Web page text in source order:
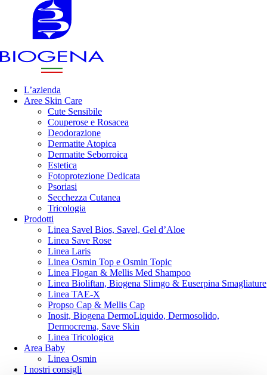
L’azienda
Aree Skin Care
Cute Sensibile
Couperose e Rosacea
Deodorazione
Dermatite Atopica
Dermatite Seborroica
Estetica
Fotoprotezione Dedicata
Psoriasi
Secchezza Cutanea
Tricologia
Prodotti
Linea Savel Bios, Savel, Gel d’Aloe
Linea Save Rose
Linea Laris
Linea Osmin Top e Osmin Topic
Linea Flogan & Mellis Med Shampoo
Linea Bioliftan, Biogena Slimgo & Euserpina Smagliature
Linea TAE-X
Propso Cap & Mellis Cap
Inosit, Biogena DermoLiquido, Dermosolido,
Dermocrema, Save Skin
Linea Tricologica
Area Baby
Linea Osmin
I nostri consigli